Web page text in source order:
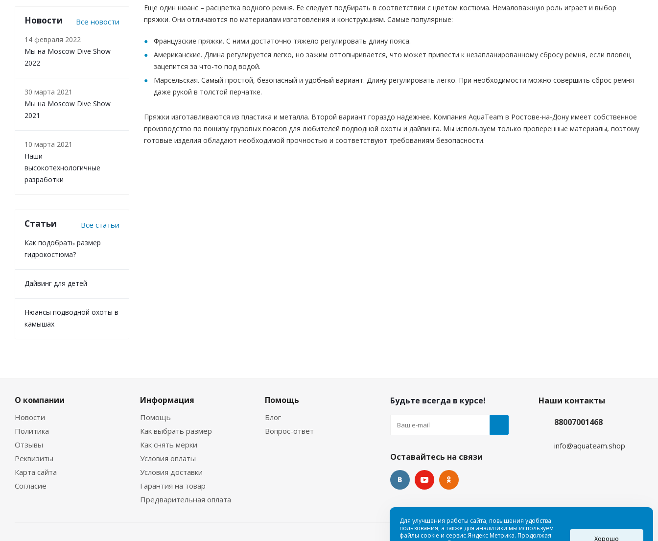
Еще один нюанс – расцветка водного ремня. Ее следует подбирать в соответствии с цветом костюма. Немаловажную роль играет и выбор
пряжки. Они отличаются по материалам изготовления и конструкциям. Самые популярные:
Французские пряжки. С ними достаточно тяжело регулировать длину пояса.
Американские. Длина регулируется легко, но зажим оттопыривается, что может привести к незапланированному сбросу ремня, если пловец
зацепится за что-то под водой.
Марсельская. Самый простой, безопасный и удобный вариант. Длину регулировать легко. При необходимости можно совершить сброс ремня
даже рукой в толстой перчатке.
Пряжки изготавливаются из пластика и металла. Второй вариант гораздо надежнее. Компания AquaTeam в Ростове-на-Дону имеет собственное
производство по пошиву грузовых поясов для любителей подводной охоты и дайвинга. Мы используем только проверенные материалы, поэтому
готовые изделия обладают необходимой прочностью и соответствуют требованиям безопасности.
Новости Все новости
14 февраля 2022
Мы на Moscow Dive Show
2022
30 марта 2021
Мы на Moscow Dive Show
2021
10 марта 2021
Наши
высокотехнологичные
разработки
Статьи Все статьи
Как подобрать размер
гидрокостюма?
Дайвинг для детей
Нюансы подводной охоты в
камышах
О компании
Новости
Политика
Отзывы
Реквизиты
Карта сайта
Согласие
Информация
Помощь
Как выбрать размер
Как снять мерки
Условия оплаты
Условия доставки
Гарантия на товар
Предварительная оплата
Помощь
Блог
Вопрос-ответ
Будьте всегда в курсе!
Оставайтесь на связи
Наши контакты
88007001468
info@aquateam.shop
Для улучшения работы сайта, повышения удобства
пользования, а также для аналитики мы используем
файлы cookie и сервис Яндекс Метрика. Продолжая
Хорошо